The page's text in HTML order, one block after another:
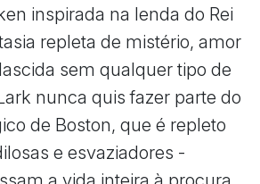
inspirada na lenda do Rei
repleta de mistério, amor
sem qualquer tipo de
nunca quis fazer parte do
de Boston, que é repleto
e esvaziadores -